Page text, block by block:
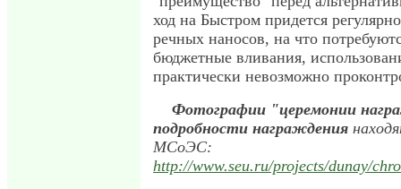
ход на Быстром придется
речных наносов, на что
бюджетные вливания,
практически невозможно
Фотографии "церемонии
подробности награждения
МСоЭС:
http://www.seu.ru/projects/dunay/